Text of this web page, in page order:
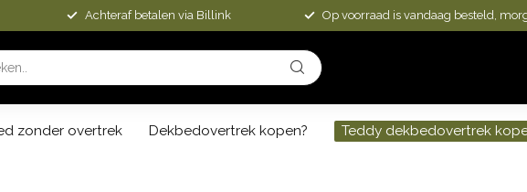
Achteraf betalen via Billink Op voorraad is vandaag besteld,
zonder overtrek Dekbedovertrek kopen? Teddy dekbedovertrek